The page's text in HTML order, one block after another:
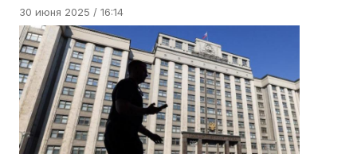
30 июня 2025 / 16:14